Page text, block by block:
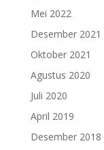
Mei 2022
Desember 2021
Oktober 2021
Agustus 2020
Juli 2020
April 2019
Desember 2018